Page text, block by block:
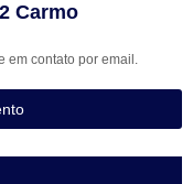
Carmo
em contato por email.